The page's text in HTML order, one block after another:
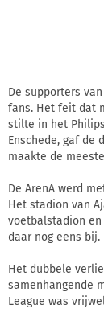
De supporters
fans. Het feit dat
stilte in het
Enschede, gaf de
maakte de
De ArenA werd
Het stadion van
voetbalstadion
daar nog eens bij.
Het dubbele
samenhangende
League was